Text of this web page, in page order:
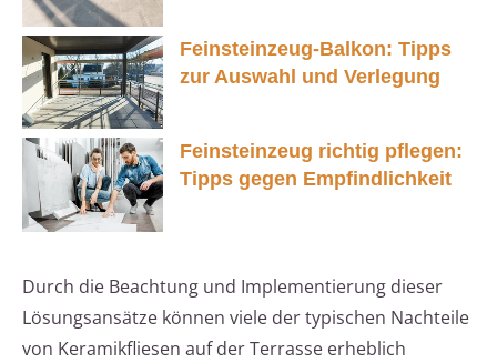
Feinsteinzeug-Balkon: Tipps
zur Auswahl und Verlegung
Feinsteinzeug richtig pflegen:
Tipps gegen Empfindlichkeit
Durch die Beachtung und Implementierung dieser
Lösungsansätze können viele der typischen Nachteile
von Keramikfliesen auf der Terrasse erheblich